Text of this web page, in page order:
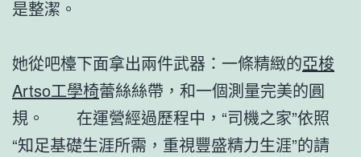
是整潔。
她從吧檯下面拿出兩件武器：一條精緻的亞梭
Artso工學椅蕾絲絲帶，和一個測量完美的圓
規。 在運營經過歷程中，“司機之家”依照
“知足基礎生涯所需，重視豐盛精力生涯”的請